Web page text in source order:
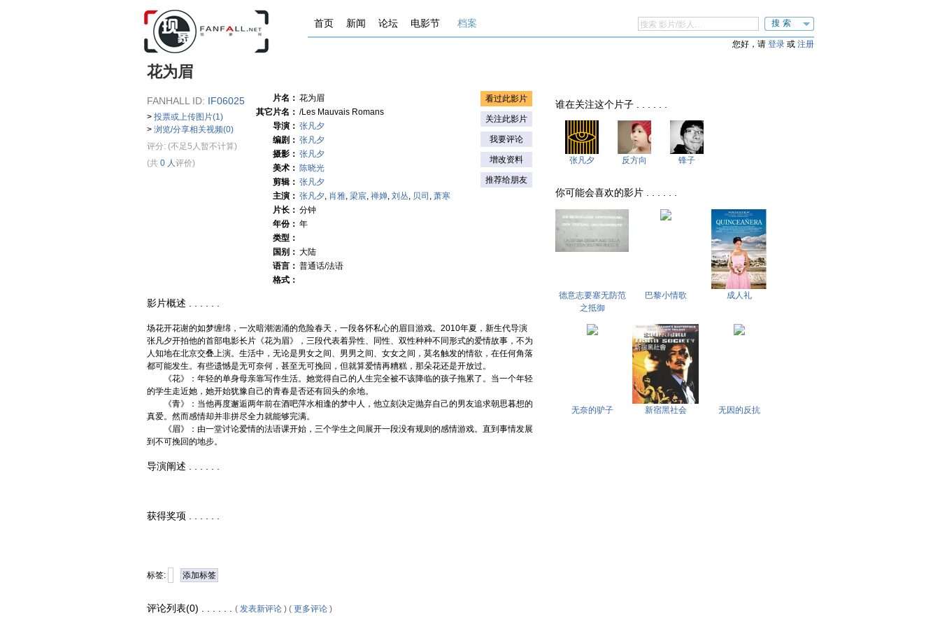
首页 新闻 论坛 电影节 档案 搜索
您好，请 登录 或 注册
花为眉
FANHALL ID: IF06025
> 投票或上传图片(1)
> 浏览/分享相关视频(0)
评分: (不足5人暂不计算)
(共 0 人评价)
片名： 花为眉
其它片名： /Les Mauvais Romans
导演： 张凡夕
编剧： 张凡夕
摄影： 张凡夕
美术： 陈晓光
剪辑： 张凡夕
主演： 张凡夕, 肖雅, 梁宸, 禅婵, 刘丛, 贝司 , 萧寒
片长： 分钟
年份： 年
类型：
国别： 大陆
语言： 普通话/法语
格式：
看过此影片
关注此影片
我要评论
增改资料
推荐给朋友
影片概述 . . . . . .
场花开花谢的如梦缠绵，一次暗潮汹涌的危险春天，一段各怀私心的眉目游戏。2010年夏，新生代导演
张凡夕开拍他的首部电影长片《花为眉》，三段代表着异性、同性、双性种种不同形式的爱情故事，不为
人知地在北京交叠上演。生活中，无论是男女之间、男男之间、女女之间，莫名触发的情欲，在任何角落
都可能发生。有些遗憾是无可奈何，甚至无可挽回，但就算爱情再糟糕，那朵花还是开放过。
《花》：年轻的单身母亲靠写作生活。她觉得自己的人生完全被不该降临的孩子拖累了。当一个年轻
的学生走近她，她开始犹豫自己的青春是否还有回头的余地。
《青》：当他再度邂逅两年前在酒吧萍水相逢的梦中人，他立刻决定抛弃自己的男友追求朝思暮想的
真爱。然而感情却并非拼尽全力就能够完满。
《眉》：由一堂讨论爱情的法语课开始，三个学生之间展开一段没有规则的感情游戏。直到事情发展
到不可挽回的地步。
导演阐述 . . . . . .
获得奖项 . . . . . .
标签: 添加标签
评论列表(0) . . . . . . ( 发表新评论 ) ( 更多评论 )
谁在关注这个片子 . . . . . .
张凡夕 反方向 锋子
你可能会喜欢的影片 . . . . . .
德意志要塞无防范
之抵御
巴黎小情歌 成人礼
无奈的驴子 新宿黑社会 无因的反抗